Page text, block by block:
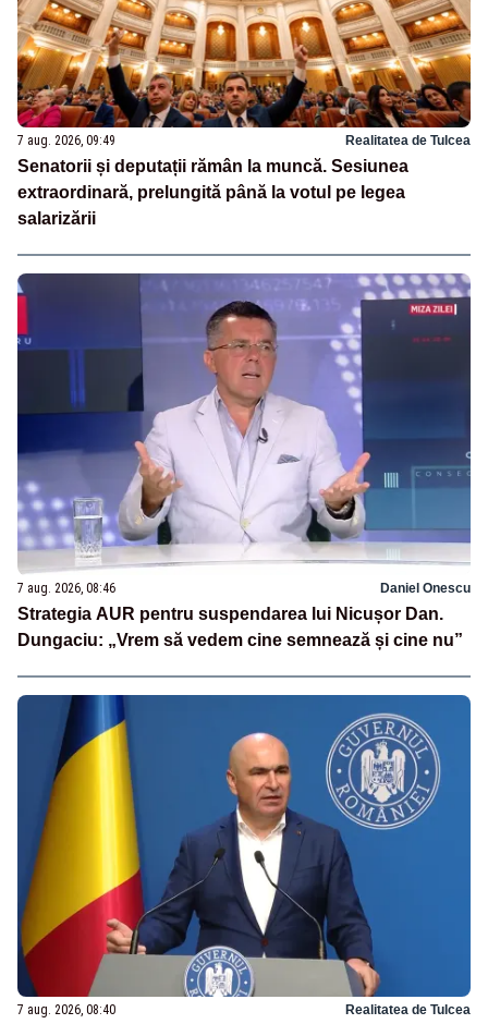
7 aug. 2026, 09:49 Realitatea de Tulcea
Senatorii și deputații rămân la muncă. Sesiunea
extraordinară, prelungită până la votul pe legea
salarizării
7 aug. 2026, 08:46 Daniel Onescu
Strategia AUR pentru suspendarea lui Nicușor Dan.
Dungaciu: „Vrem să vedem cine semnează și cine nu”
7 aug. 2026, 08:40 Realitatea de Tulcea